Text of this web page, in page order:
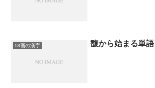
18画の漢字 馥から始まる単語